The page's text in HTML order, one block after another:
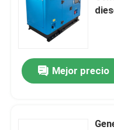
Mejor precio